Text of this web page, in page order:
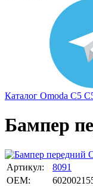
Каталог Omoda С5
Бампер
Артикул:
8091
OEM: